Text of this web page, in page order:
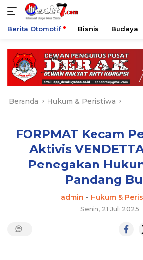
konten
Berita Otomotif Bisnis Budaya
Beranda Hukum & Peristiwa
FORPMAT Kecam
Aktivis
Penegakan
Pandang
admin - Hukum &
Senin, 21 Juli 2025